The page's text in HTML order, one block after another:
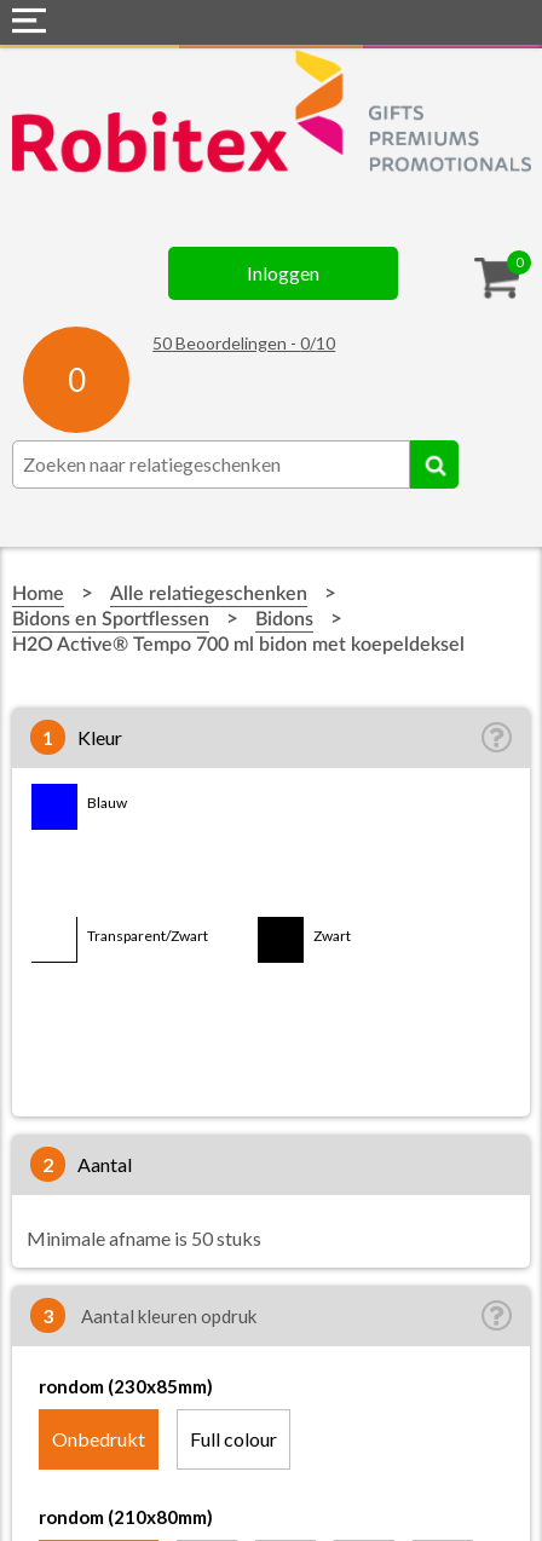
0
Inloggen
0
50Beoordelingen -0/10
Webshops
Snel naar »
Assortiment
Contact
☆ Prijsknallers ☆
Home > Alle relatiegeschenken >
Bidons en Sportflessen > Bidons >
H2O Active® Tempo 700 ml bidon met koepeldeksel
1 Kleur
Blauw
Transparent/Zwart
Zwart
2 aantal
Minimale afname is 50 stuks
3 Aantal kleuren opdruk
rondom (230x85mm)
Onbedrukt Full colour
rondom (210x80mm)